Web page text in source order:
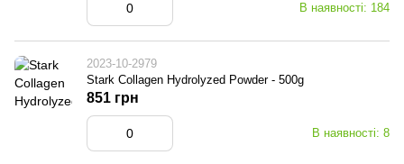
В наявності: 184
2023-10-2979
Stark Collagen Hydrolyzed Powder - 500g
В наявності: 8
851 грн